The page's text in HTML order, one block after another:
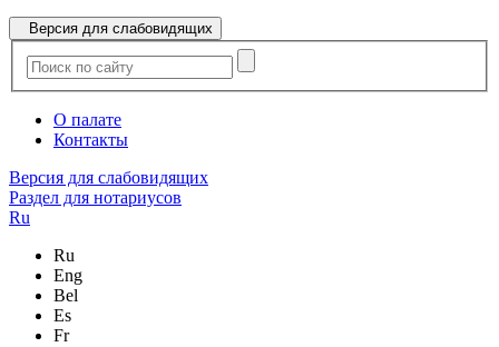
Версия для слабовидящих
О палате
Контакты
Версия для слабовидящих
Раздел для нотариусов
Ru
Ru
Eng
Bel
Es
Fr